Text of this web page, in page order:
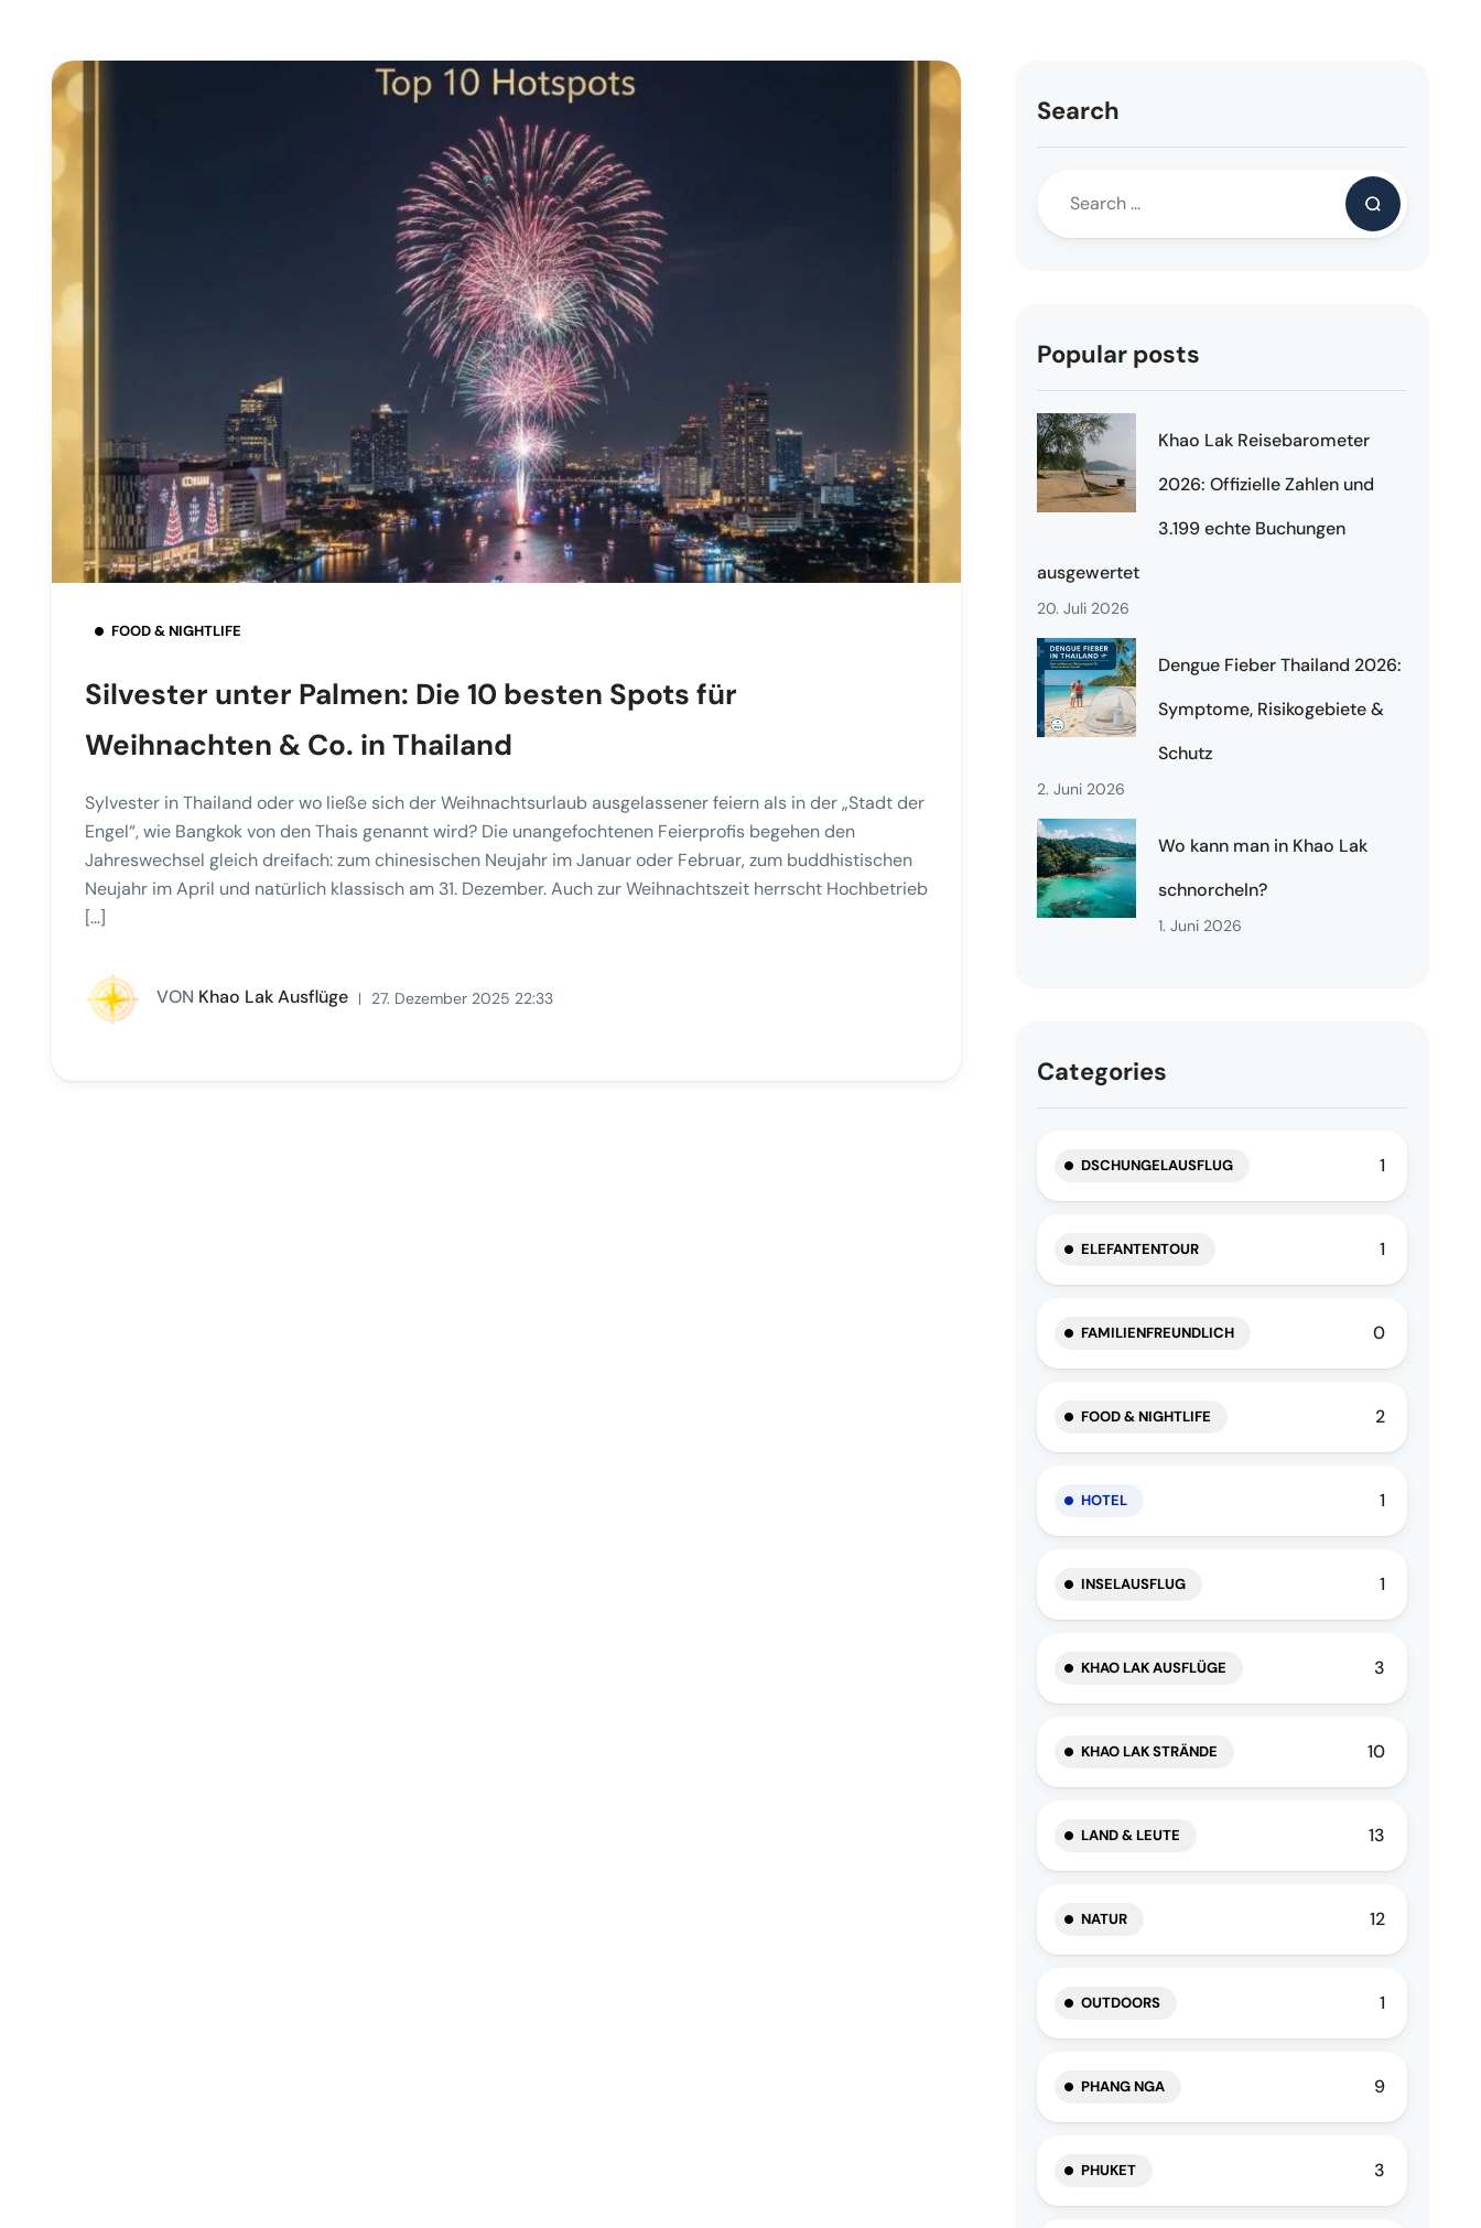
FOOD & NIGHTLIFE
Silvester unter Palmen: Die 10 besten Spots für
Weihnachten & Co. in Thailand
Sylvester in Thailand oder wo ließe sich der Weihnachtsurlaub ausgelassener feiern als in der „Stadt der
Engel“, wie Bangkok von den Thais genannt wird? Die unangefochtenen Feierprofis begehen den
Jahreswechsel gleich dreifach: zum chinesischen Neujahr im Januar oder Februar, zum buddhistischen
Neujahr im April und natürlich klassisch am 31. Dezember. Auch zur Weihnachtszeit herrscht Hochbetrieb
[…]
VON Khao Lak Ausflüge 27. Dezember 2025 22:33
Search
Popular posts
Khao Lak Reisebarometer
2026: Offizielle Zahlen und
3.199 echte Buchungen
ausgewertet
20. Juli 2026
Dengue Fieber Thailand 2026:
Symptome, Risikogebiete &
Schutz
2. Juni 2026
Wo kann man in Khao Lak
schnorcheln?
1. Juni 2026
Categories
DSCHUNGELAUSFLUG 1
ELEFANTENTOUR 1
FAMILIENFREUNDLICH 0
FOOD & NIGHTLIFE 2
HOTEL 1
INSELAUSFLUG 1
KHAO LAK AUSFLÜGE 3
KHAO LAK STRÄNDE 10
LAND & LEUTE 13
NATUR 12
OUTDOORS 1
PHANG NGA 9
PHUKET 3